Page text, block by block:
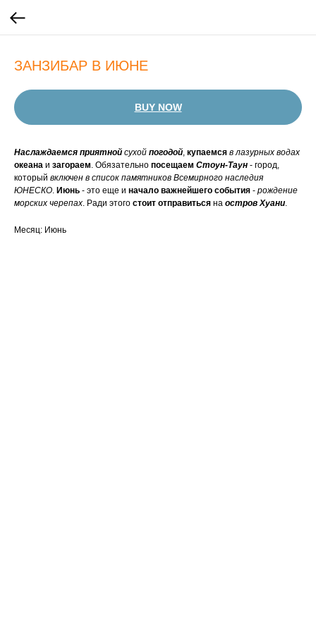
ЗАНЗИБАР В ИЮНЕ
BUY NOW
Наслаждаемся приятной сухой погодой, купаемся в лазурных водах
океана и загораем. Обязательно посещаем Стоун-Таун - город,
который включен в список памятников Всемирного наследия
ЮНЕСКО. Июнь - это еще и начало важнейшего события - рождение
морских черепах. Ради этого стоит отправиться на остров Хуани.
Месяц: Июнь